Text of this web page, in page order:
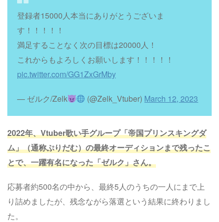
登録者15000人本当にありがとうございま
す！！！！！
満足することなく次の目標は20000人！
これからもよろしくお願いします！！！！！
pic.twitter.com/GG1ZxGrMby
— ゼルク/Zelk (@Zelk_Vtuber) March 12, 2023
2022年、Vtuber歌い手グループ「帝国プリンスキングダ
ム」（通称ぷりだむ）の最終オーディションまで残ったこ
とで、一躍有名になった「ゼルク」さん。
応募者約500名の中から、最終5人のうちの一人にまで上
り詰めましたが、残念ながら落選という結果に終わりまし
た。